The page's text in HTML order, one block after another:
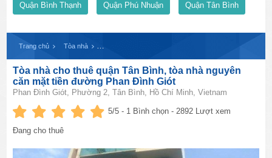
Quận Bình Thạnh Quận Phú Nhuận Quận Tân Bình
Trang chủ Tòa nhà
Tòa nhà cho thuê quận Tân Bình, tòa nhà nguyên
căn mặt tiền đường Phan Đình Giót
Phan Đình Giót, Phường 2, Tân Bình, Hồ Chí Minh, Vietnam
5/5 - 1 Bình chọn - 2892 Lượt xem
Đang cho thuê